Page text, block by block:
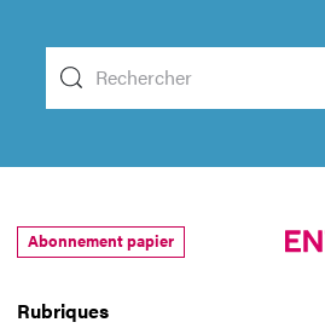
Rubriques
Abonnement papier